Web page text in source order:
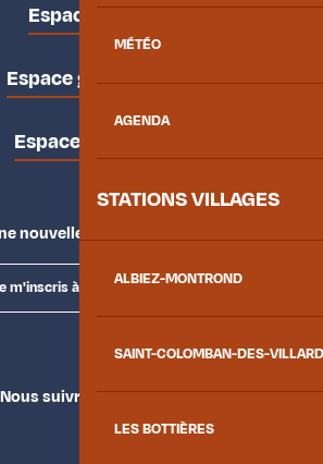
MÉTÉO
AGENDA
STATIONS VILLAGES
ALBIEZ-MONTROND
SAINT-COLOMBAN-DES-
LES BOTTIÈRES
Espace pro
Espace groupes
Espace presse
nouvelle façon d'explorer la vallée.
m'inscris à la newsletter
Nous suivre